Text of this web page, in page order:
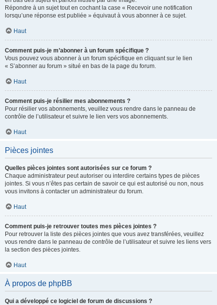
Répondre à un sujet tout en cochant la case « Recevoir une notification
lorsqu’une réponse est publiée » équivaut à vous abonner à ce sujet.
Haut
Comment puis-je m’abonner à un forum spécifique ?
Vous pouvez vous abonner à un forum spécifique en cliquant sur le lien
« S’abonner au forum » situé en bas de la page du forum.
Haut
Comment puis-je résilier mes abonnements ?
Pour résilier vos abonnements, veuillez vous rendre dans le panneau de
contrôle de l’utilisateur et suivre le lien vers vos abonnements.
Haut
Pièces jointes
Quelles pièces jointes sont autorisées sur ce forum ?
Chaque administrateur peut autoriser ou interdire certains types de pièces
jointes. Si vous n’êtes pas certain de savoir ce qui est autorisé ou non, nous
vous invitons à contacter un administrateur du forum.
Haut
Comment puis-je retrouver toutes mes pièces jointes ?
Pour retrouver la liste des pièces jointes que vous avez transférées, veuillez
vous rendre dans le panneau de contrôle de l’utilisateur et suivre les liens vers
la section des pièces jointes.
Haut
À propos de phpBB
Qui a développé ce logiciel de forum de discussions ?